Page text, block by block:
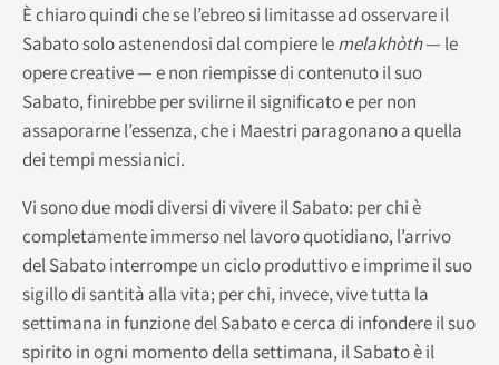
È chiaro quindi che se l’ebreo si limitasse ad osservare il
Sabato solo astenendosi dal compiere lemelakhòth— le
opere creative — e non riempisse di contenuto il suo
Sabato, finirebbe per svilirne il significato e per non
assaporarne l’essenza, che i Maestri paragonano a quella
dei tempi messianici.
Vi sono due modi diversi di vivere il Sabato: per chi è
completamente immerso nel lavoro quotidiano, l’arrivo
del Sabato interrompe un ciclo produttivo e imprime il suo
sigillo di santità alla vita; per chi, invece, vive tutta la
settimana in funzione del Sabato e cerca di infondere il suo
spirito in ogni momento della settimana, il Sabato è il